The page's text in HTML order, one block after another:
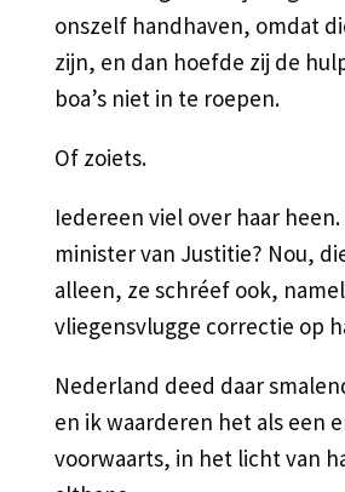
onszelf handhaven, omdat
zijn, en dan hoefde zij de
boa’s niet in te roepen.
Of zoiets.
Iedereen viel over haar
minister van Justitie? Nou,
alleen, ze schréef ook,
vliegensvlugge correctie op
Nederland deed daar
en ik waarderen het als een
voorwaarts, in het licht van